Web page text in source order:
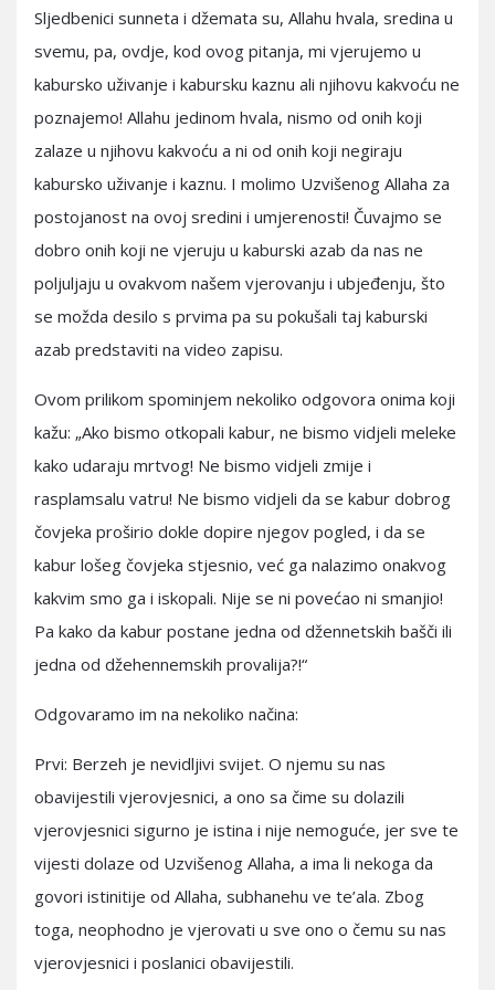
Sljedbenici sunneta i džemata su, Allahu hvala, sredina u
svemu, pa, ovdje, kod ovog pitanja, mi vjerujemo u
kabursko uživanje i kabursku kaznu ali njihovu kakvoću ne
poznajemo! Allahu jedinom hvala, nismo od onih koji
zalaze u njihovu kakvoću a ni od onih koji negiraju
kabursko uživanje i kaznu. I molimo Uzvišenog Allaha za
postojanost na ovoj sredini i umjerenosti! Čuvajmo se
dobro onih koji ne vjeruju u kaburski azab da nas ne
poljuljaju u ovakvom našem vjerovanju i ubjeđenju, što
se možda desilo s prvima pa su pokušali taj kaburski
azab predstaviti na video zapisu.
Ovom prilikom spominjem nekoliko odgovora onima koji
kažu: „Ako bismo otkopali kabur, ne bismo vidjeli meleke
kako udaraju mrtvog! Ne bismo vidjeli zmije i
rasplamsalu vatru! Ne bismo vidjeli da se kabur dobrog
čovjeka proširio dokle dopire njegov pogled, i da se
kabur lošeg čovjeka stjesnio, već ga nalazimo onakvog
kakvim smo ga i iskopali. Nije se ni povećao ni smanjio!
Pa kako da kabur postane jedna od džennetskih bašči ili
jedna od džehennemskih provalija?!“
Odgovaramo im na nekoliko načina:
Prvi: Berzeh je nevidljivi svijet. O njemu su nas
obavijestili vjerovjesnici, a ono sa čime su dolazili
vjerovjesnici sigurno je istina i nije nemoguće, jer sve te
vijesti dolaze od Uzvišenog Allaha, a ima li nekoga da
govori istinitije od Allaha, subhanehu ve te’ala. Zbog
toga, neophodno je vjerovati u sve ono o čemu su nas
vjerovjesnici i poslanici obavijestili.